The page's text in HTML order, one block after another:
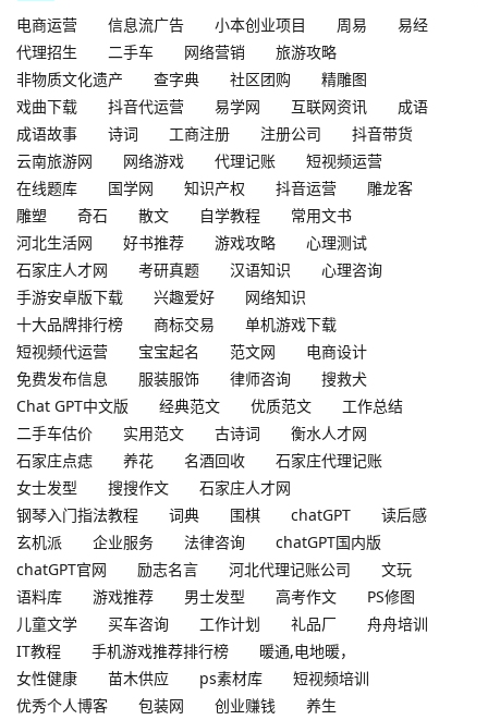
电商运营 信息流广告 小本创业项目 周易
易经
代理招生
二手车 网络营销
旅游攻略
非物质文化遗产
查字典 社区团购
精雕图
戏曲下载
抖音代运营 易学网 互联网资讯
成语
成语故事
诗词 工商注册 注册公司
抖音带货
云南旅游网
网络游戏 代理记账
短视频运营
在线题库
国学网 知识产权 抖音运营
雕龙客
雕塑
奇石 散文 自学教程
常用文书
河北生活网
好书推荐 游戏攻略
心理测试
石家庄人才网
考研真题 汉语知识
心理咨询
手游安卓版下载
兴趣爱好
网络知识
十大品牌排行榜
商标交易
单机游戏下载
短视频代运营
宝宝起名 范文网
电商设计
免费发布信息
服装服饰 律师咨询
搜救犬
Chat GPT中文版
经典范文 优质范文
工作总结
二手车估价
实用范文 古诗词
衡水人才网
石家庄点痣
养花 名酒回收
石家庄代理记账
女士发型
搜搜作文
石家庄人才网
钢琴入门指法教程
词典 围棋 chatGPT
读后感
玄机派
企业服务 法律咨询
chatGPT国内版
chatGPT官网
励志名言 河北代理记账公司
文玩
语料库
游戏推荐 男士发型 高考作文
PS修图
儿童文学
买车咨询 工作计划 礼品厂
舟舟培训
IT教程
手机游戏推荐排行榜
暖通,电地暖，
女性健康
苗木供应 ps素材库
短视频培训
优秀个人博客
包装网 创业赚钱
养生